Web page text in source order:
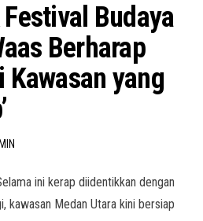
Budaya
Berharap
Kawasan yang
ini kerap diidentikkan dengan
kawasan Medan Utara kini bersiap